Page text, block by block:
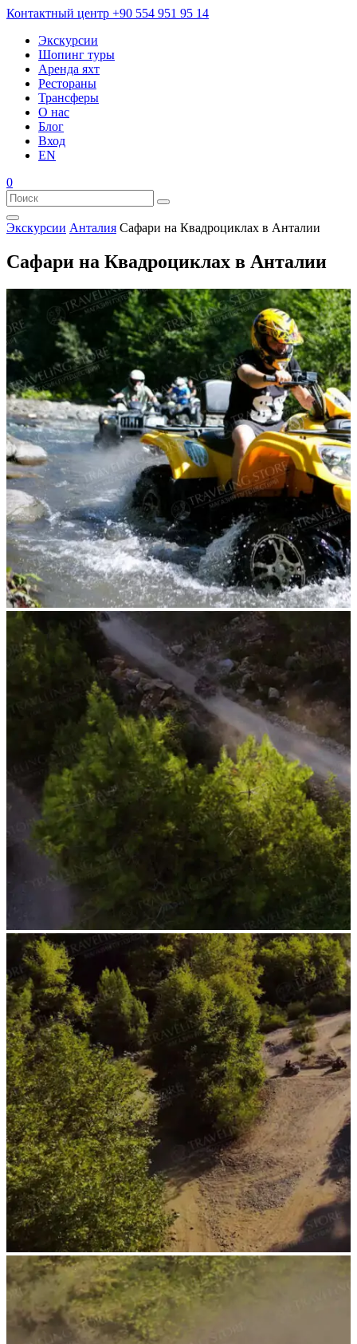
Контактный центр +90 554 951 95 14
Экскурсии
Шопинг туры
Аренда яхт
Рестораны
Трансферы
О нас
Блог
Вход
EN
0
Экскурсии Анталия Сафари на Квадроциклах в Анталии
Сафари на Квадроциклах в Анталии